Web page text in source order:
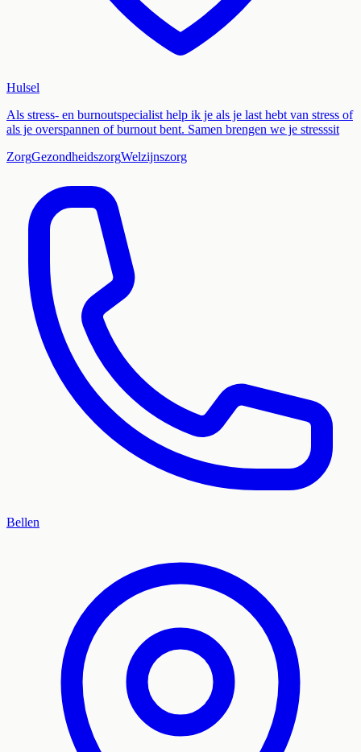
Hulsel
Als stress- en burnoutspecialist help ik je als je last hebt van stress of
als je overspannen of burnout bent. Samen brengen we je stresssit
ZorgGezondheidszorgWelzijnszorg
Bellen